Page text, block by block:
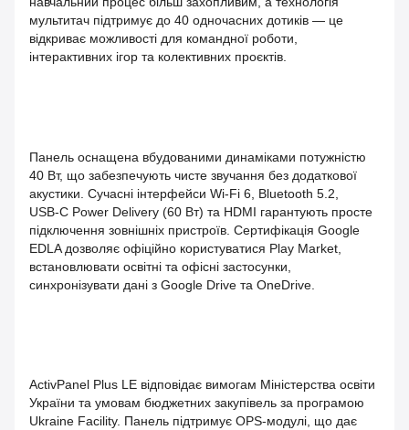
мультитач підтримує до 40 одночасних дотиків — це
відкриває можливості для командної роботи,
інтерактивних ігор та колективних проєктів.
Панель оснащена вбудованими динаміками потужністю
40 Вт, що забезпечують чисте звучання без додаткової
акустики. Сучасні інтерфейси Wi‑Fi 6, Bluetooth 5.2,
USB‑C Power Delivery (60 Вт) та HDMI гарантують просте
підключення зовнішніх пристроїв. Сертифікація Google
EDLA дозволяє офіційно користуватися Play Market,
встановлювати освітні та офісні застосунки,
синхронізувати дані з Google Drive та OneDrive.
ActivPanel Plus LE відповідає вимогам Міністерства освіти
України та умовам бюджетних закупівель за програмою
Ukraine Facility. Панель підтримує OPS‑модулі, що дає